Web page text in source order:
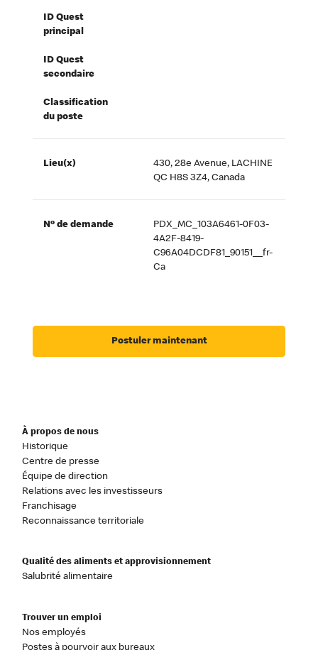
ID Quest
principal
ID Quest
secondaire
Classification
du poste
Lieu(x)
430, 28e Avenue, LACHINE
QC H8S 3Z4, Canada
Nº de demande
PDX_MC_103A6461-0F03-
4A2F-8419-
C96A04DCDF81_90151__fr-
Ca
Postuler maintenant
À propos de nous
Historique
Centre de presse
Équipe de direction
Relations avec les investisseurs
Franchisage
Reconnaissance territoriale
Qualité des aliments et approvisionnement
Salubrité alimentaire
Trouver un emploi
Nos employés
Postes à pourvoir aux bureaux